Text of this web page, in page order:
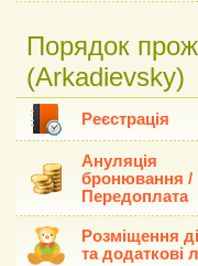
Порядок
(Arkadievsky)
Реєстрація
Ануляція
бронювання /
Передоплата
Розміщення
та додаткові